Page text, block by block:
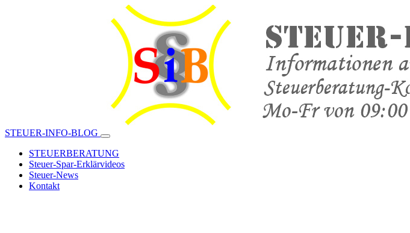
STEUER-INFO-BLOG
STEUERBERATUNG
Steuer-Spar-Erklärvideos
Steuer-News
Kontakt